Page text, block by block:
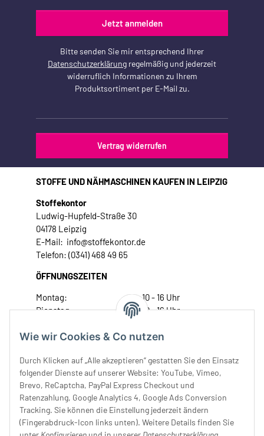
Wie wir Cookies & Co nutzen
Durch Klicken auf „Alle akzeptieren“ gestatten Sie den Einsatz
folgender Dienste auf unserer Website: YouTube, Vimeo,
Brevo, ReCaptcha, PayPal Express Checkout und
Ratenzahlung, Google Analytics 4, Google Ads Conversion
Tracking. Sie können die Einstellung jederzeit ändern
(Fingerabdruck-Icon links unten). Weitere Details finden Sie
Jetzt anmelden
Bitte senden Sie mir entsprechend Ihrer
Datenschutzerklärung regelmäßig und jederzeit
widerruflich Informationen zu Ihrem
Produktsortiment per E-Mail zu.
Vertrag widerrufen
STOFFE UND NÄHMASCHINEN KAUFEN IN LEIPZIG
Stoffekontor
Ludwig-Hupfeld-Straße 30
04178 Leipzig
E-Mail: info@stoffekontor.de
Telefon: (0341) 468 49 65
ÖFFNUNGSZEITEN
Montag:
10 - 16 Uhr
Dienstag:
10 - 16 Uhr
Donnerstag:
10 - 18 Uhr
Samstag:
10 - 14 Uhr
Unser Service
Rechtliches